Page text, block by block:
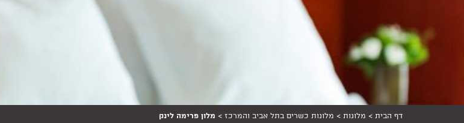
דף הבית > מלונות > מלונות כשרים בתל אביב והמרכז > מלון פרימה לינק